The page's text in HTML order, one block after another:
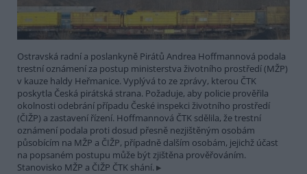
Ostravská radní a poslankyně Pirátů Andrea Hoffmannová podala
trestní oznámení za postup ministerstva životního prostředí (MŽP)
v kauze haldy Heřmanice. Vyplývá to ze zprávy, kterou ČTK
poskytla Česká pirátská strana. Požaduje, aby policie prověřila
okolnosti odebrání případu České inspekci životního prostředí
(ČIŽP) a zastavení řízení. Hoffmannová ČTK sdělila, že trestní
oznámení podala proti dosud přesně nezjištěným osobám
působícím na MŽP a ČIŽP, případně dalším osobám, jejichž účast
na popsaném postupu může být zjištěna prověřováním.
Stanovisko MŽP a ČIŽP ČTK shání.